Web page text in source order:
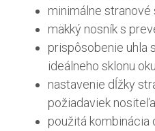
minimálne
mäkký nosník s
prispôsobenie uhla
ideálneho sklonu
nastavenie dĺžky
požiadaviek nositeľa
použitá kombinácia